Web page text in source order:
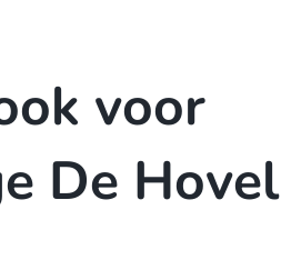
voor
De Hovel